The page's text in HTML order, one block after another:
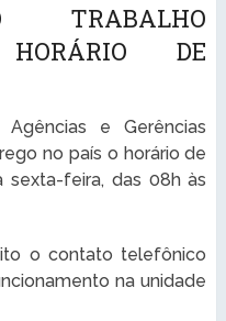
TRABALHO
DE
e Gerências
no país o horário de
feira, das 08h às
o contato telefônico
na unidade